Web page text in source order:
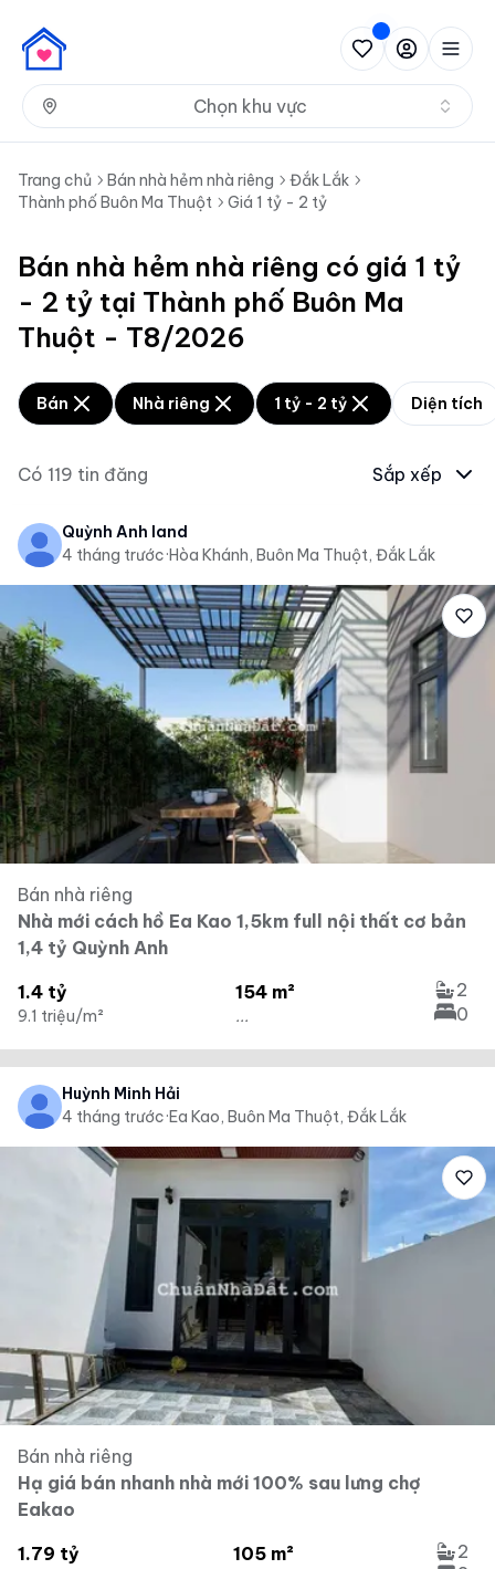
Chọn khu vực
Trang chủ Bán nhà hẻm nhà riêng
Đắk Lắk
Thành phố Buôn Ma Thuột
Giá 1 tỷ - 2 tỷ
Bán nhà hẻm nhà riêng có giá 1 tỷ
- 2 tỷ tại Thành phố Buôn Ma
Thuột - T8/2026
Bán Nhà riêng 1 tỷ - 2 tỷ Diện tích
Có 119 tin đăng Sắp xếp
Quỳnh Anh land
4 tháng trước·Hòa Khánh, Buôn Ma Thuột, Đắk Lắk
Bán nhà riêng
Nhà mới cách hồ Ea Kao 1,5km full nội thất cơ bản
1,4 tỷ Quỳnh Anh
1.4 tỷ
9.1 triệu/m²
154 m²
...
2
0
Huỳnh Minh Hải
4 tháng trước·Ea Kao, Buôn Ma Thuột, Đắk Lắk
Bán nhà riêng
Hạ giá bán nhanh nhà mới 100% sau lưng chợ
Eakao
1.79 tỷ
105 m²
2